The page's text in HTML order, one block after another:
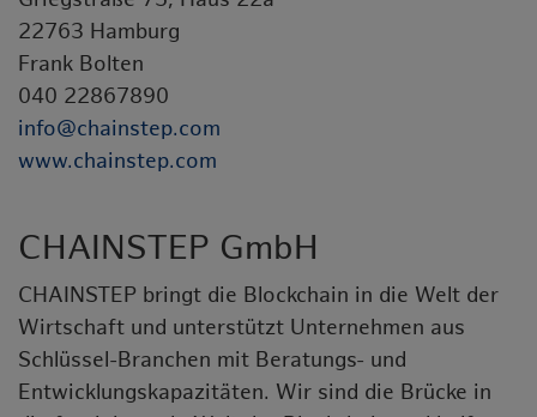
CHAINSTEP GmbH
CHAINSTEP bringt die Blockchain in die Welt der
Wirtschaft und unterstützt Unternehmen aus
Schlüssel-Branchen mit Beratungs- und
Entwicklungskapazitäten. Wir sind die Brücke in
22763 Hamburg
Frank Bolten
040 22867890
info@chainstep.com
www.chainstep.com